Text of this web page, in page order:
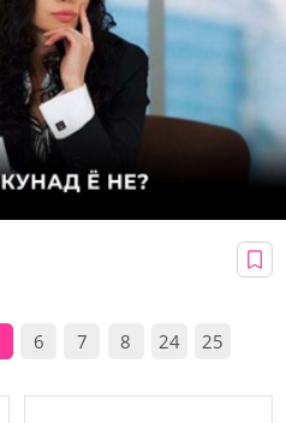
6 7 8 24 25